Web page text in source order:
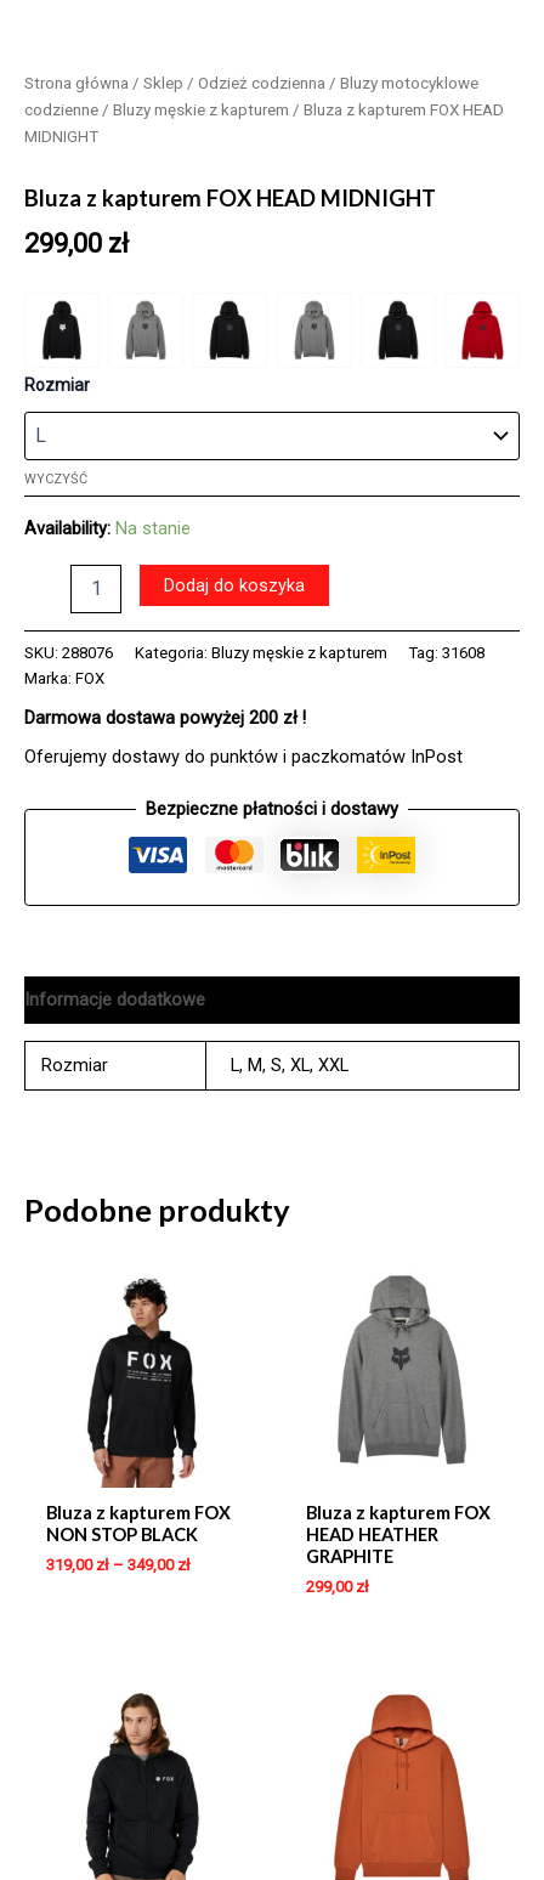
Strona główna / Sklep / Odzież codzienna / Bluzy motocyklowe
codzienne / Bluzy męskie z kapturem / Bluza z kapturem FOX HEAD
MIDNIGHT
Bluza z kapturem FOX HEAD MIDNIGHT
299,00 zł
Rozmiar
WYCZYŚĆ
Availability: Na stanie
kapturem
FOX
MIDNIGHT
Dodaj do koszyka
SKU: 288076 Kategoria: Bluzy męskie z kapturem Tag: 31608
Marka: FOX
Darmowa dostawa powyżej 200 zł !
Oferujemy dostawy do punktów i paczkomatów InPost
Bezpieczne płatności i dostawy
Informacje dodatkowe
Rozmiar L, M, S, XL, XXL
Podobne produkty
Bluza z kapturem FOX
NON STOP BLACK
319,00 zł– 349,00 zł
Bluza z kapturem FOX
HEAD HEATHER
GRAPHITE
299,00 zł